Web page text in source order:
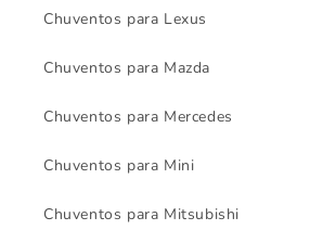
Chuventos para Lexus
Chuventos para Mazda
Chuventos para Mercedes
Chuventos para Mini
Chuventos para Mitsubishi